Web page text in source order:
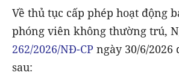
Về thủ tục cấp phép hoạt động
phóng viên không thường trú,
262/2026/NĐ-CP ngày 30/6/
sau: